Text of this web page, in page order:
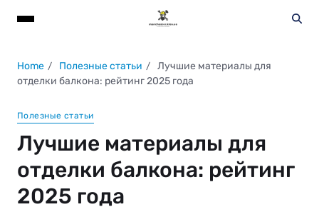
Home Полезные статьи
Лучшие материалы для
отделки балкона: рейтинг 2025 года
Полезные статьи
Лучшие материалы для
отделки балкона: рейтинг
2025 года